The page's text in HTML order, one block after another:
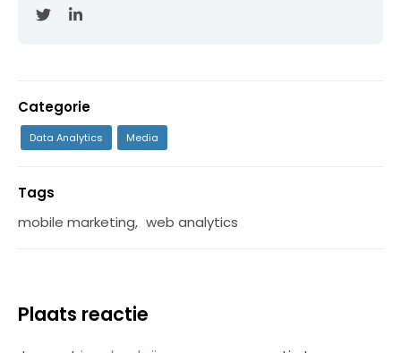
Categorie
Data Analytics Media
Tags
mobile marketing, web analytics
Plaats reactie